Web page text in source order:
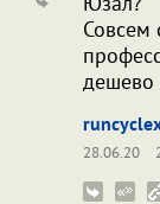
Совсем
дешево
28.06.20